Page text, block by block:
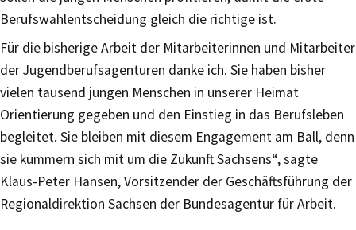
Berufswahlentscheidung gleich die richtige ist.
Für die bisherige Arbeit der Mitarbeiterinnen und Mitarbeiter
der Jugendberufsagenturen danke ich. Sie haben bisher
vielen tausend jungen Menschen in unserer Heimat
Orientierung gegeben und den Einstieg in das Berufsleben
begleitet. Sie bleiben mit diesem Engagement am Ball, denn
sie kümmern sich mit um die Zukunft Sachsens“, sagte
Klaus-Peter Hansen, Vorsitzender der Geschäftsführung der
Regionaldirektion Sachsen der Bundesagentur für Arbeit.